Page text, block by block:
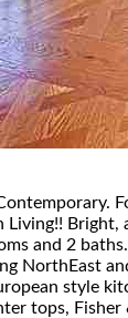
Living!! Bright,
and 2
NorthEast
style
tops, Fisher